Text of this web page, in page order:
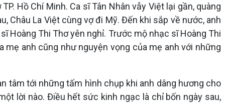
Hồ Chí Minh. Ca sĩ Tân Nhân vẫy Việt lại gần, quàng
Châu La Việt cùng vợ đi Mỹ. Đến khi sắp về nước, anh
Hoàng Thi Thơ yên nghỉ. Trước mộ nhạc sĩ Hoàng Thi
anh cũng như nguyện vọng của mẹ anh với những
tâm tới những tấm hình chụp khi anh dâng hương cho
lời nào. Điều hết sức kinh ngạc là chỉ bốn ngày sau,